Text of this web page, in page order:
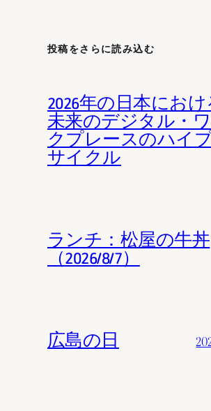
投稿をさらに読み込む
2026年の日本におけ
未来のデジタル・
クプレースのハイプ
サイクル
ランチ：松屋の牛丼
（2026/8/7）
広島の日